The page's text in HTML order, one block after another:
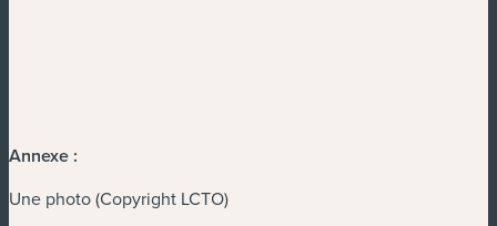
Annexe :
Une photo (Copyright LCTO)